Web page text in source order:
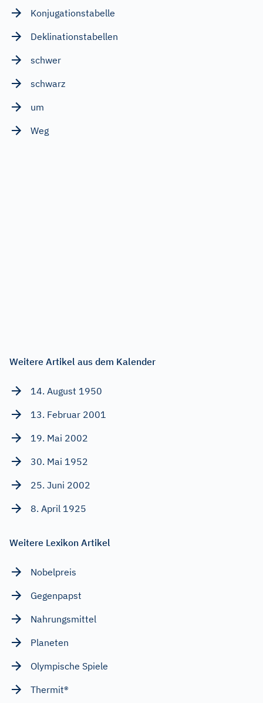
Konjugationstabelle
Deklinationstabellen
schwer
schwarz
um
Weg
Weitere Artikel aus dem Kalender
14. August 1950
13. Februar 2001
19. Mai 2002
30. Mai 1952
25. Juni 2002
8. April 1925
Weitere Lexikon Artikel
Nobelpreis
Gegenpapst
Nahrungsmittel
Planeten
Olympische Spiele
Thermit®